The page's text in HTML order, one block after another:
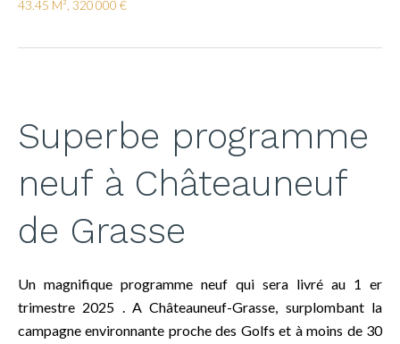
43.45 M², 320 000 €
Superbe programme
neuf à Châteauneuf
de Grasse
Un magnifique programme neuf qui sera livré au 1 er
trimestre 2025 . A Châteauneuf-Grasse, surplombant la
campagne environnante proche des Golfs et à moins de 30